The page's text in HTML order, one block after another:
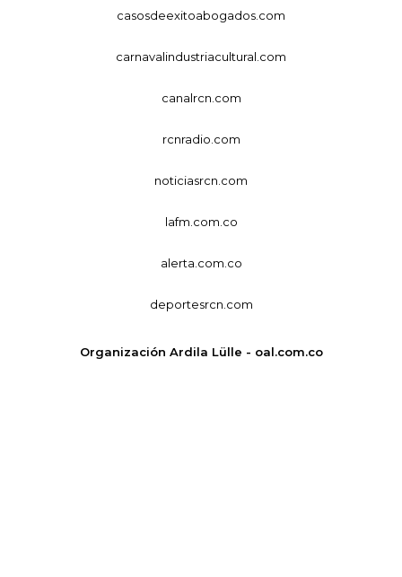
casosdeexitoabogados.com
carnavalindustriacultural.com
canalrcn.com
rcnradio.com
noticiasrcn.com
lafm.com.co
alerta.com.co
deportesrcn.com
Organización Ardila Lülle - oal.com.co